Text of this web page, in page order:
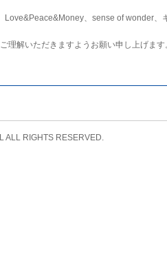
、sense of wonder、
理解いただきますようお願い申し上げます